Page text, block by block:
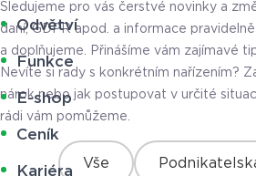
Odvětví
Funkce
E-shop
Ceník
Kariéra
Sledujeme pro vás čerstvé novinky a
daní, GDPR apod. a informace
a doplňujeme. Přinášíme vám zajímavé
Nevíte si rady s konkrétním nařízením?
nárok nebo jak postupovat v určité
rádi vám pomůžeme.
Vše